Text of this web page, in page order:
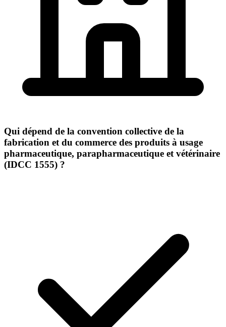
Qui dépend de la convention collective de la
fabrication et du commerce des produits à usage
pharmaceutique, parapharmaceutique et vétérinaire
(IDCC 1555) ?